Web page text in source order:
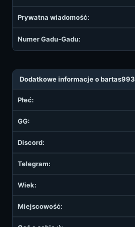
Prywatna wiadomość:
Numer Gadu-Gadu:
Dodatkowe informacje o bartas993
Płeć:
GG:
Discord:
Telegram:
Wiek:
Miejscowość: